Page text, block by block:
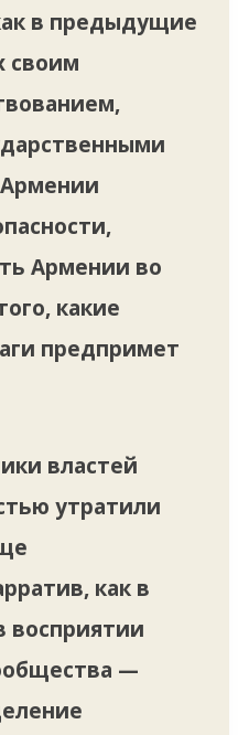
в предыдущие
своим
Армении во
какие
предпримет
властей
утратили
как в
восприятии
—